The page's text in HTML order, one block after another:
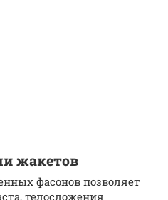
жакетов
фасонов позволяет
телосложения